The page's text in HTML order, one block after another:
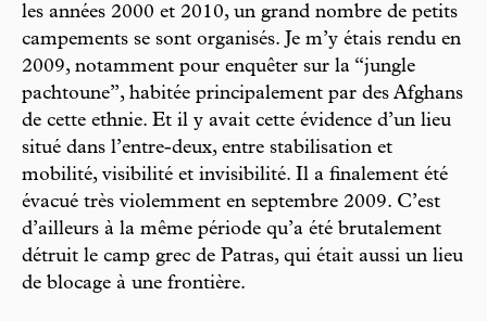
les années 2000 et 2010, un grand nombre de petits
campements se sont organisés. Je m’y étais rendu en
2009, notamment pour enquêter sur la “jungle
pachtoune”, habitée principalement par des Afghans
de cette ethnie. Et il y avait cette évidence d’un lieu
situé dans l’entre-deux, entre stabilisation et
mobilité, visibilité et invisibilité. Il a finalement été
évacué très violemment en septembre 2009. C’est
d’ailleurs à la même période qu’a été brutalement
détruit le camp grec de Patras, qui était aussi un lieu
de blocage à une frontière.